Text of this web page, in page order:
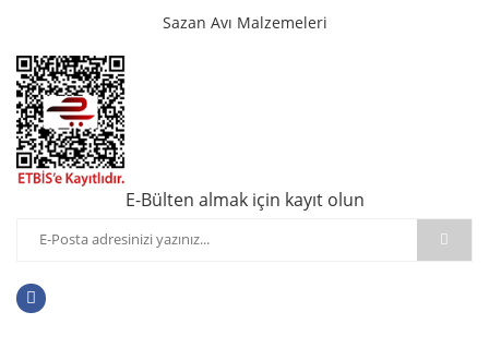
Sazan Avı Malzemeleri
E-Bülten almak için kayıt olun